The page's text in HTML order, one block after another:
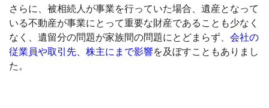
さらに、被相続人が事業を行っていた場合、遺産となって
いる不動産が事業にとって重要な財産であることも少なく
なく、遺留分の問題が家族間の問題にとどまらず、 会社の
従業員や取引先、株主にまで影響を及ぼすこともありまし
た。